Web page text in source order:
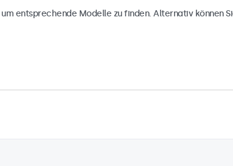
entsprechende Modelle zu finden. Alternativ können